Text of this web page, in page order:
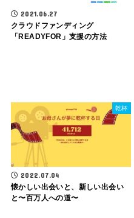
2021.06.27
クラウドファンディング
「READYFOR」支援の方法
乾杯
2022.07.04
懐かしい出会いと、新しい出会い
と〜百万人への道〜